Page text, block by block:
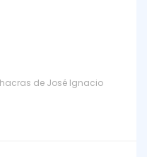
de José Ignacio